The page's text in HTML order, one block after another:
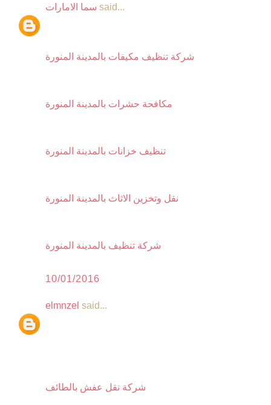
سما الامارات said...
شركة تنظيف مكيفات بالمدينة المنورة
مكافحة حشرات بالمدينة المنورة
تنظيف خزانات بالمدينة المنورة
نقل وتخزين الاثاث بالمدينة المنورة
شركة تنظيف بالمدينة المنورة
10/01/2016
elmnzel said...
شركة نقل عفش بالطائف